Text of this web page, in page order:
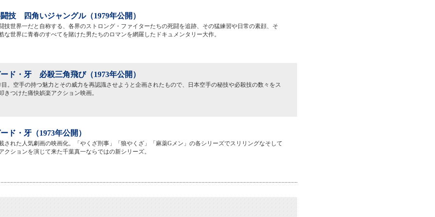
技 四角いジャングル（1979年公開）
技世界一だと自称する、各界のストロング・ファイターたちの死闘を追跡、その猛練習や日常の素顔、そ
な世界に青春のすべてを賭けた男たちのロマンを網羅したドキュメンタリー大作。
ド・牙 必殺三角飛び（1973年公開）
。空手の持つ魅力とその威力を再認識させようと企画されたもので、日本空手の秘技や必殺技の数々をス
きつけた痛快娯楽アクション映画。
ド・牙（1973年公開）
された人気劇画の映画化。「やくざ刑事」「狼やくざ」「麻薬Gメン」の各シリーズでスリリングなそして
クションを演じて来た千葉真一ならではの新シリーズ。